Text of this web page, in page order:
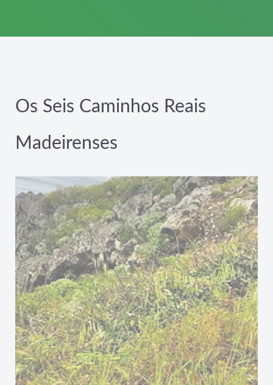
Os Seis Caminhos Reais
Madeirenses